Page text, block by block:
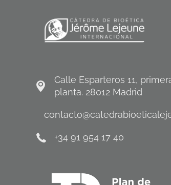
Calle Esparteros 11,
planta. 28012 Madrid
+34 91 954 17 40